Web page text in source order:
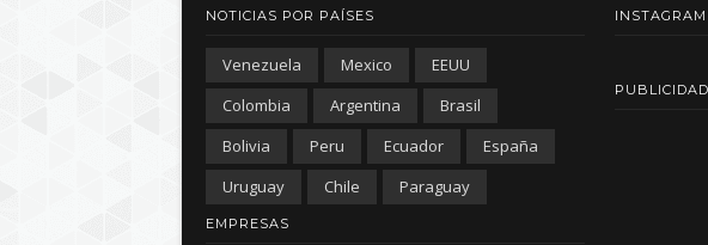
NOTICIAS POR PAÍSES
Venezuela Mexico
EEUU
Colombia
Argentina
Brasil
Bolivia
Peru Ecuador
España
Uruguay
Chile Paraguay
EMPRESAS
INSTAGRAM